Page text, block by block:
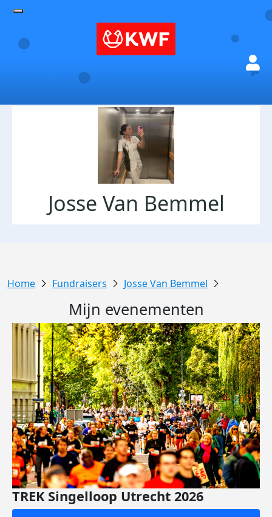
Josse Van Bemmel
Fundraisers Josse Van Bemmel
Mijn evenementen
TREK Singelloop Utrecht 2026